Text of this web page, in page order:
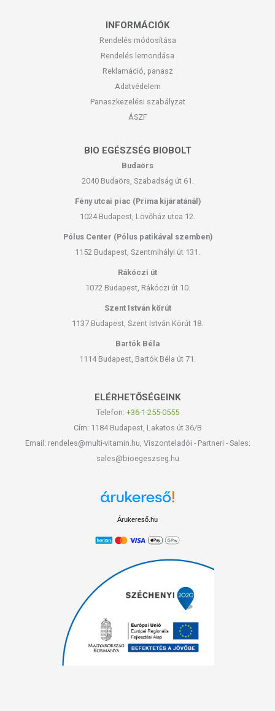
INFORMÁCIÓK
Rendelés módosítása
Rendelés lemondása
Reklamáció, panasz
Adatvédelem
Panaszkezelési szabályzat
ÁSZF
BIO EGÉSZSÉG BIOBOLT
Budaörs
2040 Budaörs, Szabadság út 61.
Fény utcai piac (Príma kijáratánál)
1024 Budapest, Lövőház utca 12.
Pólus Center (Pólus patikával szemben)
1152 Budapest, Szentmihályi út 131.
Rákóczi út
1072 Budapest, Rákóczi út 10.
Szent István körút
1137 Budapest, Szent István Körút 18.
Bartók Béla
1114 Budapest, Bartók Béla út 71.
ELÉRHETŐSÉGEINK
Telefon: +36-1-255-0555
Cím: 1184 Budapest, Lakatos út 36/B
Email: rendeles@multi-vitamin.hu, Viszonteladói - Partneri - Sales:
sales@bioegeszseg.hu
Árukereső.hu